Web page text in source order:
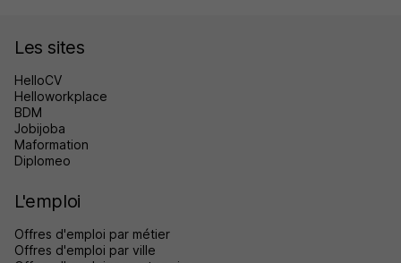
Les sites
HelloCV
Helloworkplace
BDM
Jobijoba
Maformation
Diplomeo
L'emploi
Offres d'emploi par métier
Offres d'emploi par ville